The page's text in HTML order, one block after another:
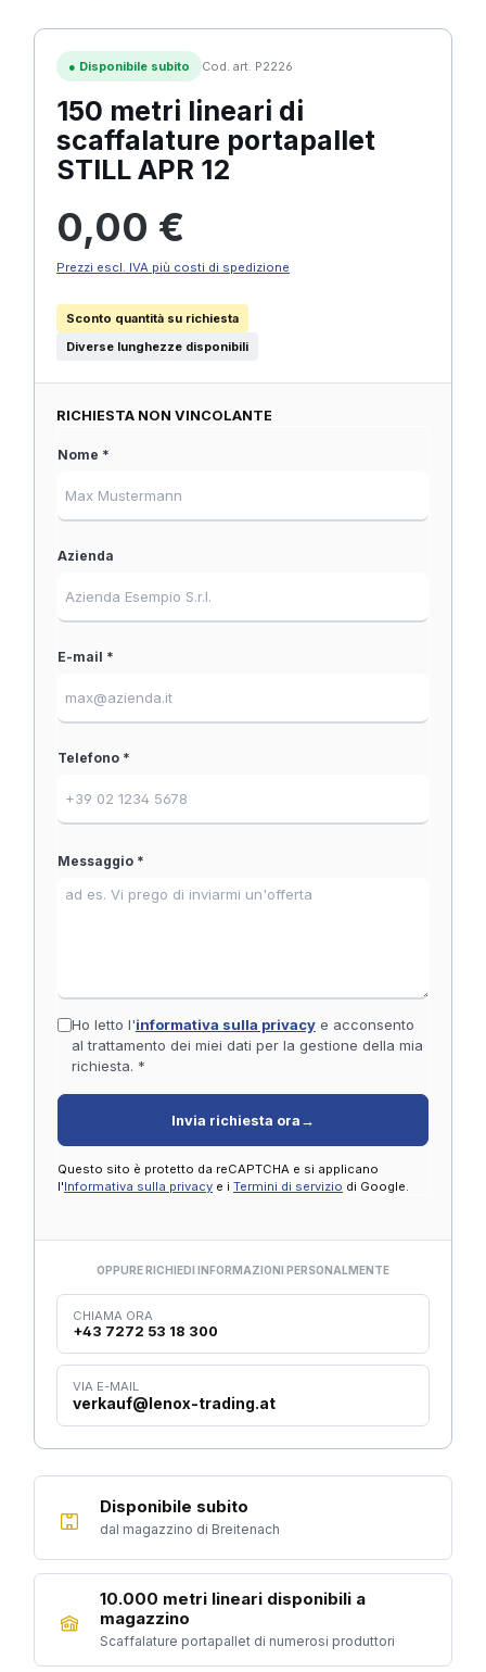
● Disponibile subito Cod. art. P2226
150 metri lineari di
scaffalature portapallet
STILL APR 12
0,00 €
Prezzi escl. IVA più costi di spedizione
Sconto quantità su richiesta
Diverse lunghezze disponibili
RICHIESTA NON VINCOLANTE
Nome *
Azienda
E-mail *
Telefono *
Messaggio *
Ho letto l'informativa sulla privacye acconsento
al trattamento dei miei dati per la gestione della mia
richiesta. *
Invia richiesta ora →
Questo sito è protetto da reCAPTCHA e si applicano
l'Informativa sulla privacy e i Termini di servizio di Google.
OPPURE RICHIEDI INFORMAZIONI PERSONALMENTE
CHIAMA ORA
+43 7272 53 18 300
VIA E-MAIL
verkauf@lenox-trading.at
Disponibile subito
dal magazzino di Breitenach
10.000 metri lineari disponibili a
magazzino
Scaffalature portapallet di numerosi produttori